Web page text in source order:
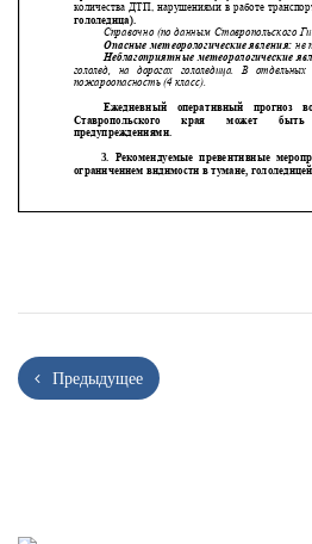
Предыдущее